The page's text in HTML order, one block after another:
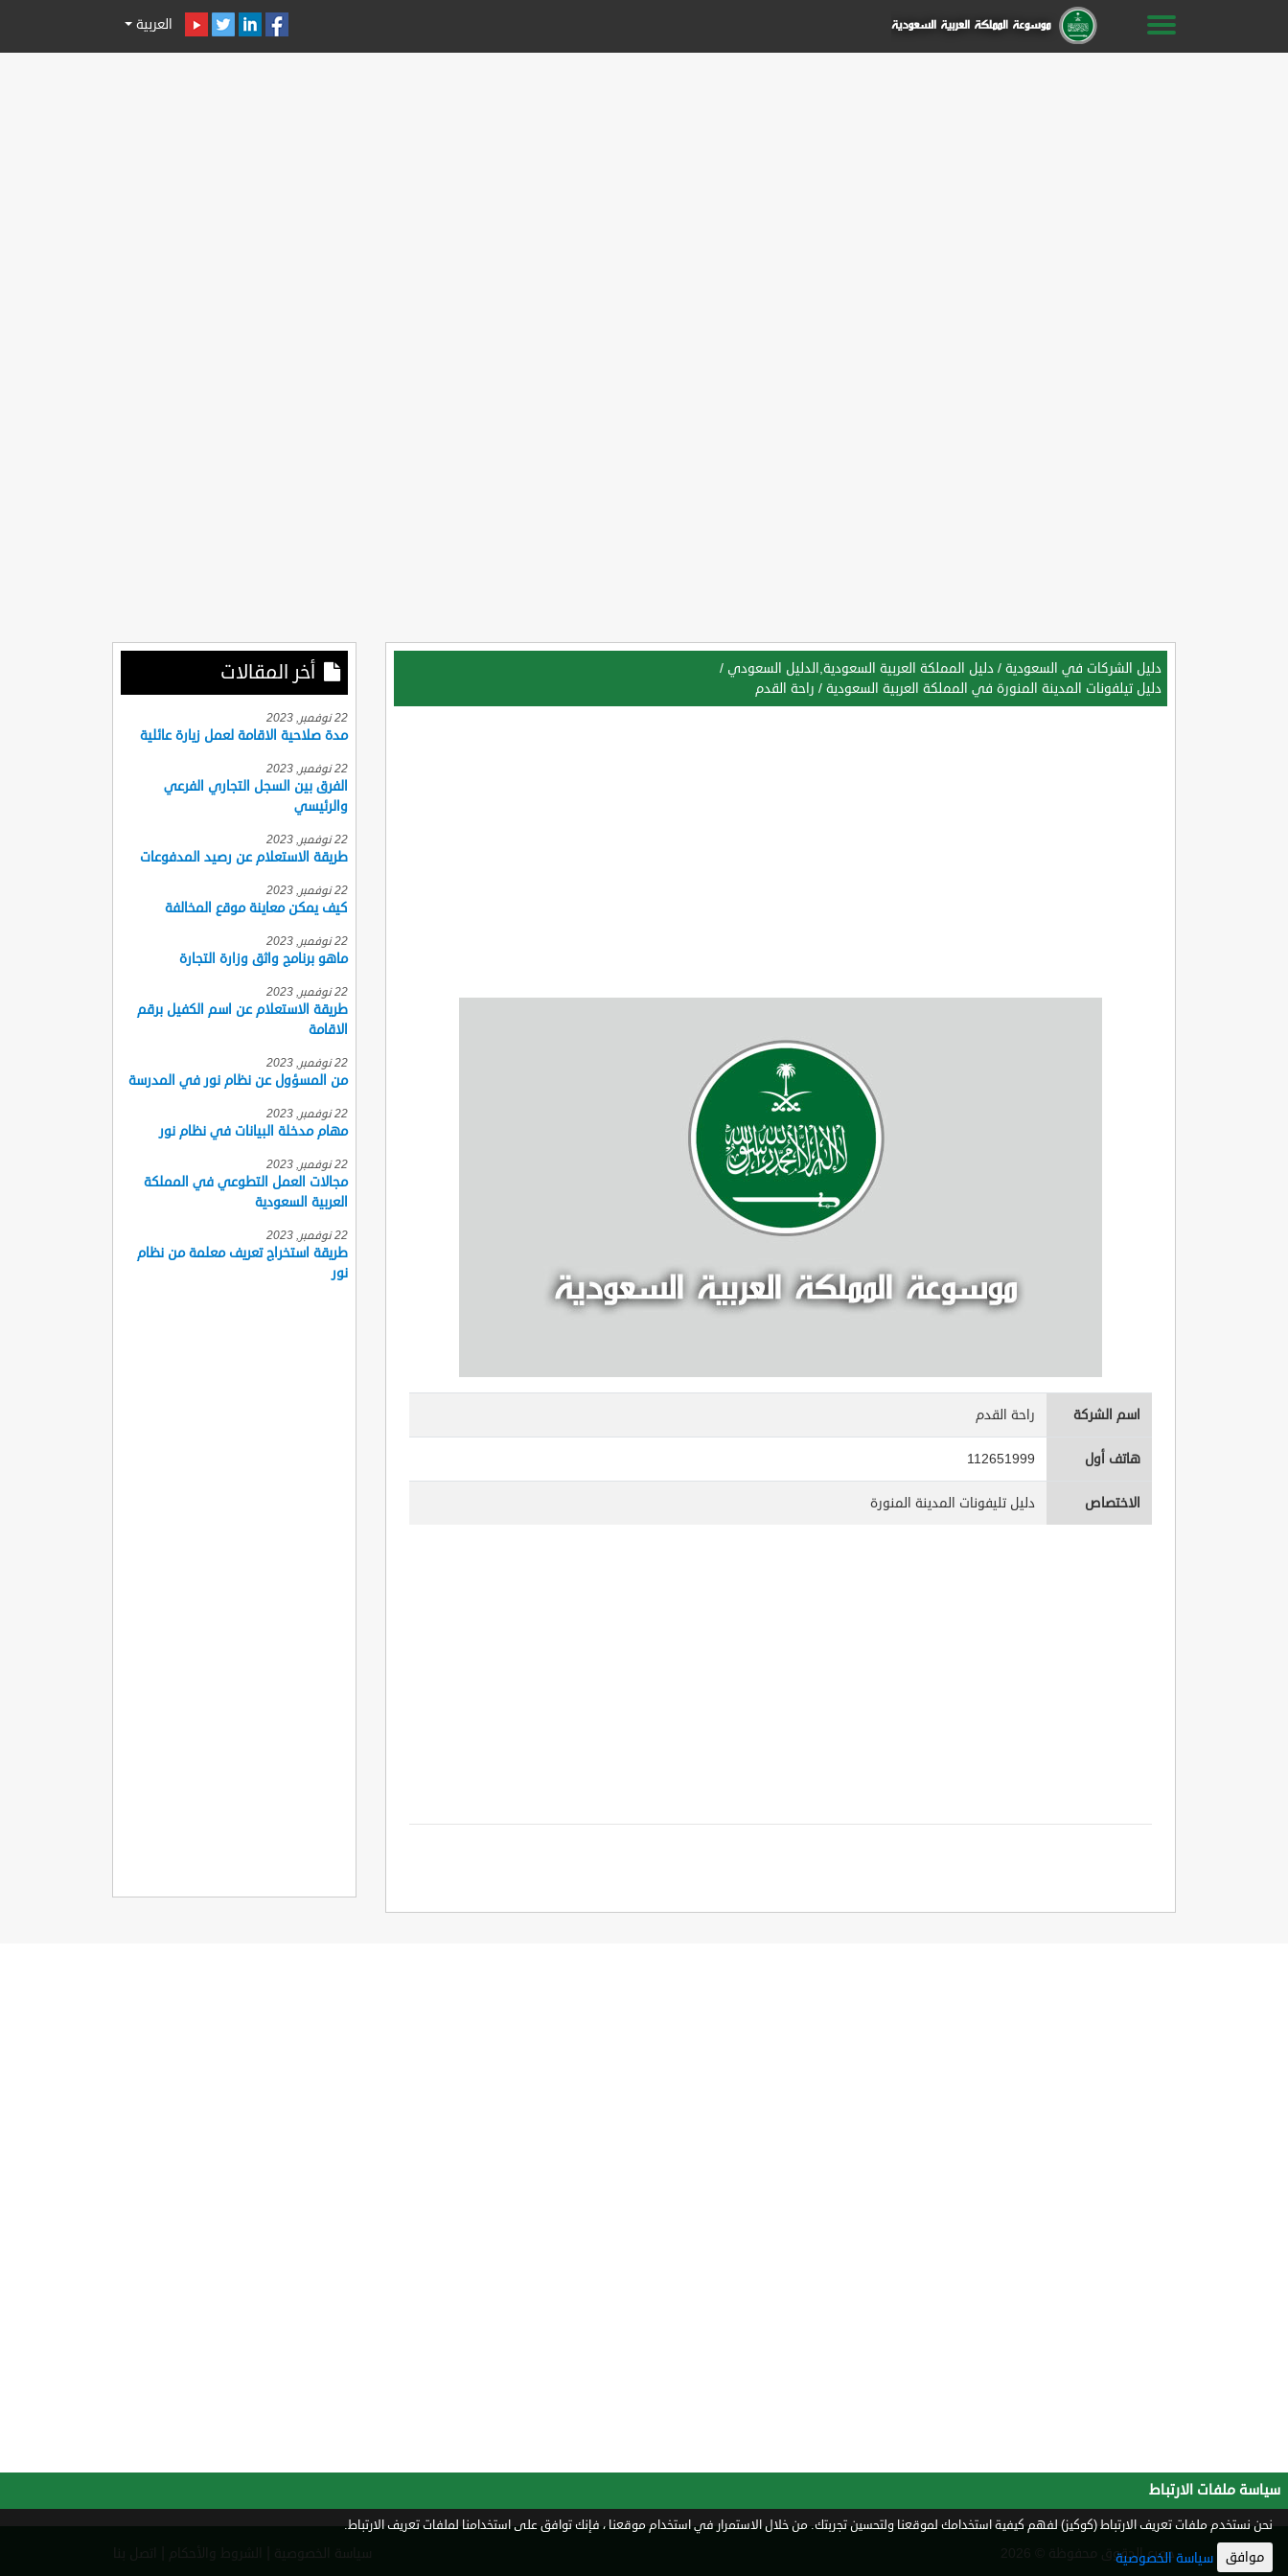
العربية
دليل الشركات في السعودية / دليل المملكة العربية السعودية,الدليل السعودي /
دليل تيلفونات المدينة المنورة في المملكة العربية السعودية / راحة القدم
اسم الشركة راحة القدم
هاتف أول 112651999
الاختصاص دليل تليفونات المدينة المنورة
أخر المقالات
22 نوفمبر, 2023
مدة صلاحية الاقامة لعمل زيارة عائلية
22 نوفمبر, 2023
الفرق بين السجل التجاري الفرعي
والرئيسي
22 نوفمبر, 2023
طريقة الاستعلام عن رصيد المدفوعات
22 نوفمبر, 2023
كيف يمكن معاينة موقع المخالفة
22 نوفمبر, 2023
ماهو برنامج واثق وزارة التجارة
22 نوفمبر, 2023
طريقة الاستعلام عن اسم الكفيل برقم
الاقامة
22 نوفمبر, 2023
من المسؤول عن نظام نور في المدرسة
22 نوفمبر, 2023
مهام مدخلة البيانات في نظام نور
22 نوفمبر, 2023
مجالات العمل التطوعي في المملكة
العربية السعودية
22 نوفمبر, 2023
طريقة استخراج تعريف معلمة من نظام
نور
جميع الحقوق محفوظة © 2026
سياسة ملفات الارتباط
نحن نستخدم ملفات تعريف الارتباط (كوكيز) لفهم كيفية استخدامك لموقعنا ولتحسين تجربتك. من خلال الاستمرار في استخدام موقعنا ، فإنك توافق على استخدامنا لملفات تعريف الارتباط.
موافق سياسة الخصوصية